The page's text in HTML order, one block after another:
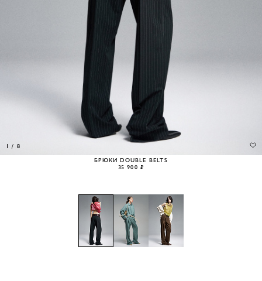
1 / 8
БРЮКИ DOUBLE BELTS
35 900 ₽